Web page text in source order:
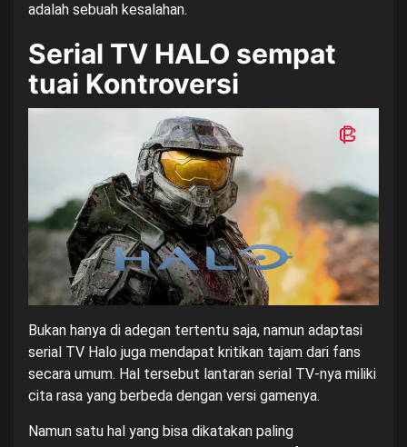
adalah sebuah kesalahan.
Serial TV HALO sempat
tuai Kontroversi
Bukan hanya di adegan tertentu saja, namun adaptasi
serial TV Halo juga mendapat kritikan tajam dari fans
secara umum. Hal tersebut lantaran serial TV-nya miliki
cita rasa yang berbeda dengan versi gamenya.
Namun satu hal yang bisa dikatakan paling